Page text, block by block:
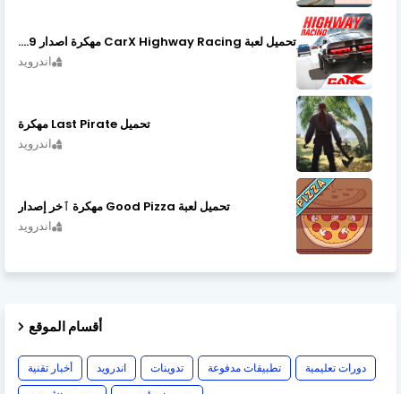
تحميل لعبة CarX Highway Racing مهكرة اصدار v1.74.9
اندرويد
تحميل Last Pirate مهكرة
اندرويد
تحميل لعبة Good Pizza مهكرة ٱخر إصدار
اندرويد
أقسام الموقع
أخبار تقنية اندرويد تدوينات تطبيقات مدفوعة
دورات تعليمية